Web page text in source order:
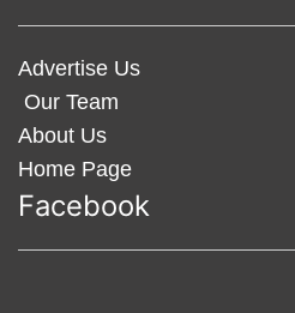
Advertise Us
Our Team
About Us
Home Page
Facebook